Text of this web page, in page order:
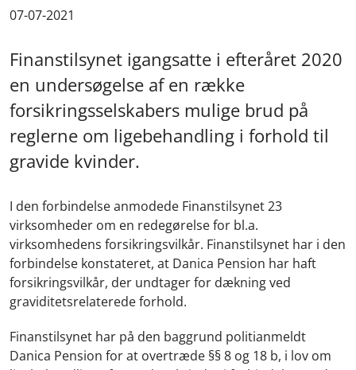
07-07-2021
Finanstilsynet igangsatte i efteråret 2020
en undersøgelse af en række
forsikringsselskabers mulige brud på
reglerne om ligebehandling i forhold til
gravide kvinder.
I den forbindelse anmodede Finanstilsynet 23
virksomheder om en redegørelse for bl.a.
virksomhedens forsikringsvilkår. Finanstilsynet har i den
forbindelse konstateret, at Danica Pension har haft
forsikringsvilkår, der undtager for dækning ved
graviditetsrelaterede forhold.
Finanstilsynet har på den baggrund politianmeldt
Danica Pension for at overtræde §§ 8 og 18 b, i lov om